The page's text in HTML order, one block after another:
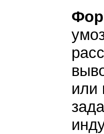
или